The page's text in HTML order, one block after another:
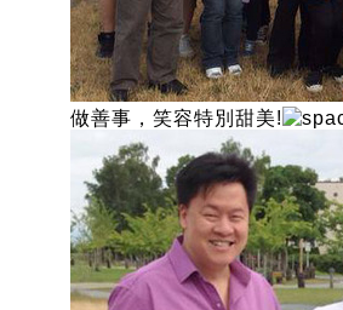
做善事，笑容特別甜美!